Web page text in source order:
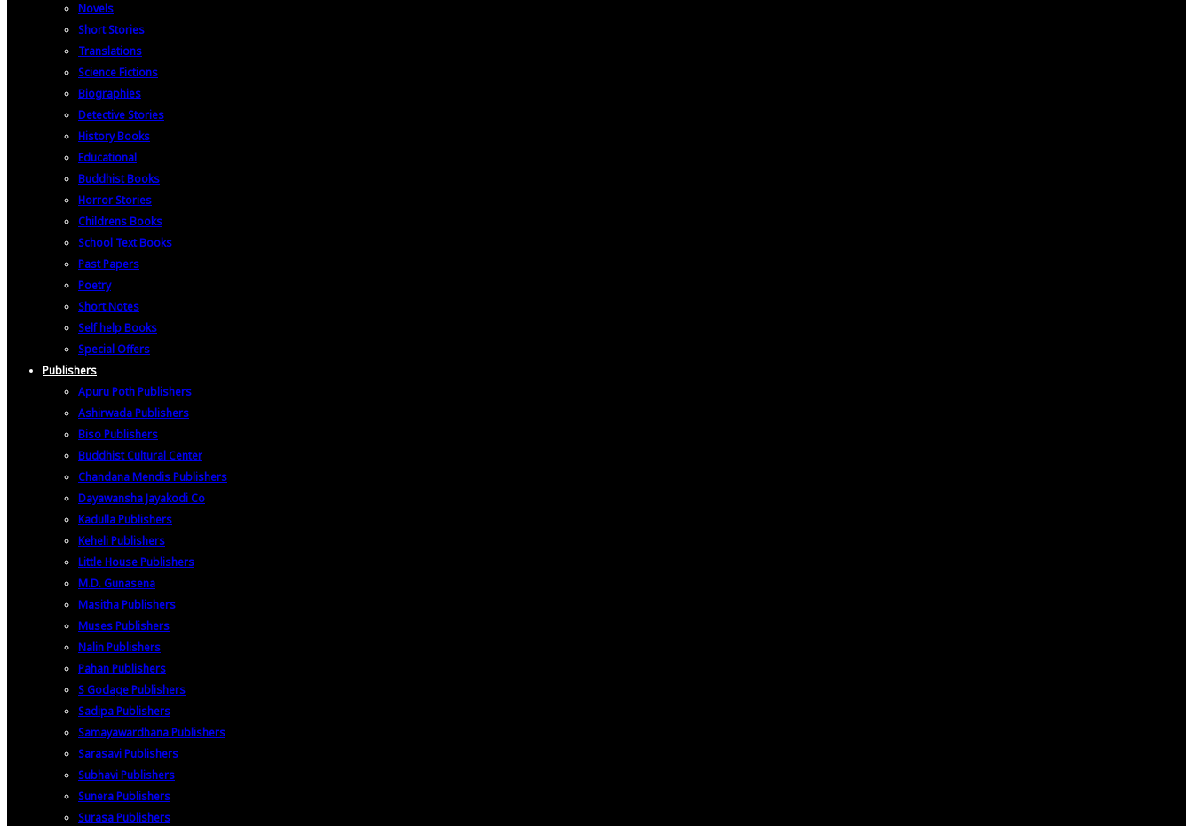
Novels
Short Stories
Translations
Science Fictions
Biographies
Detective Stories
History Books
Educational
Buddhist Books
Horror Stories
Childrens Books
School Text Books
Past Papers
Poetry
Short Notes
Self help Books
Special Offers
Publishers
Apuru Poth Publishers
Ashirwada Publishers
Biso Publishers
Buddhist Cultural Center
Chandana Mendis Publishers
Dayawansha Jayakodi Co
Kadulla Publishers
Keheli Publishers
Little House Publishers
M.D. Gunasena
Masitha Publishers
Muses Publishers
Nalin Publishers
Pahan Publishers
S Godage Publishers
Sadipa Publishers
Samayawardhana Publishers
Sarasavi Publishers
Subhavi Publishers
Sunera Publishers
Surasa Publishers